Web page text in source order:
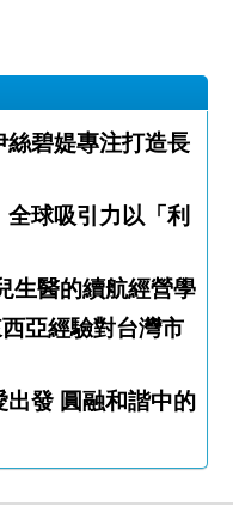
體三贏 品茉兒生醫的續航經營學
亞經驗對台灣市
諧中的